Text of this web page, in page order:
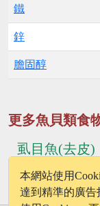
鐵
鋅
膽固醇
更多魚貝類食
虱目魚(去皮)
吳郭魚(含皮)
本網站使用
達到精準的廣